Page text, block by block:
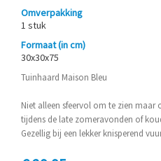
Omverpakking
1 stuk
Formaat (in cm)
30x30x75
Tuinhaard Maison Bleu
Niet alleen sfeervol om te zien
tijdens de late zomeravonden of
Gezellig bij een lekker knisperend